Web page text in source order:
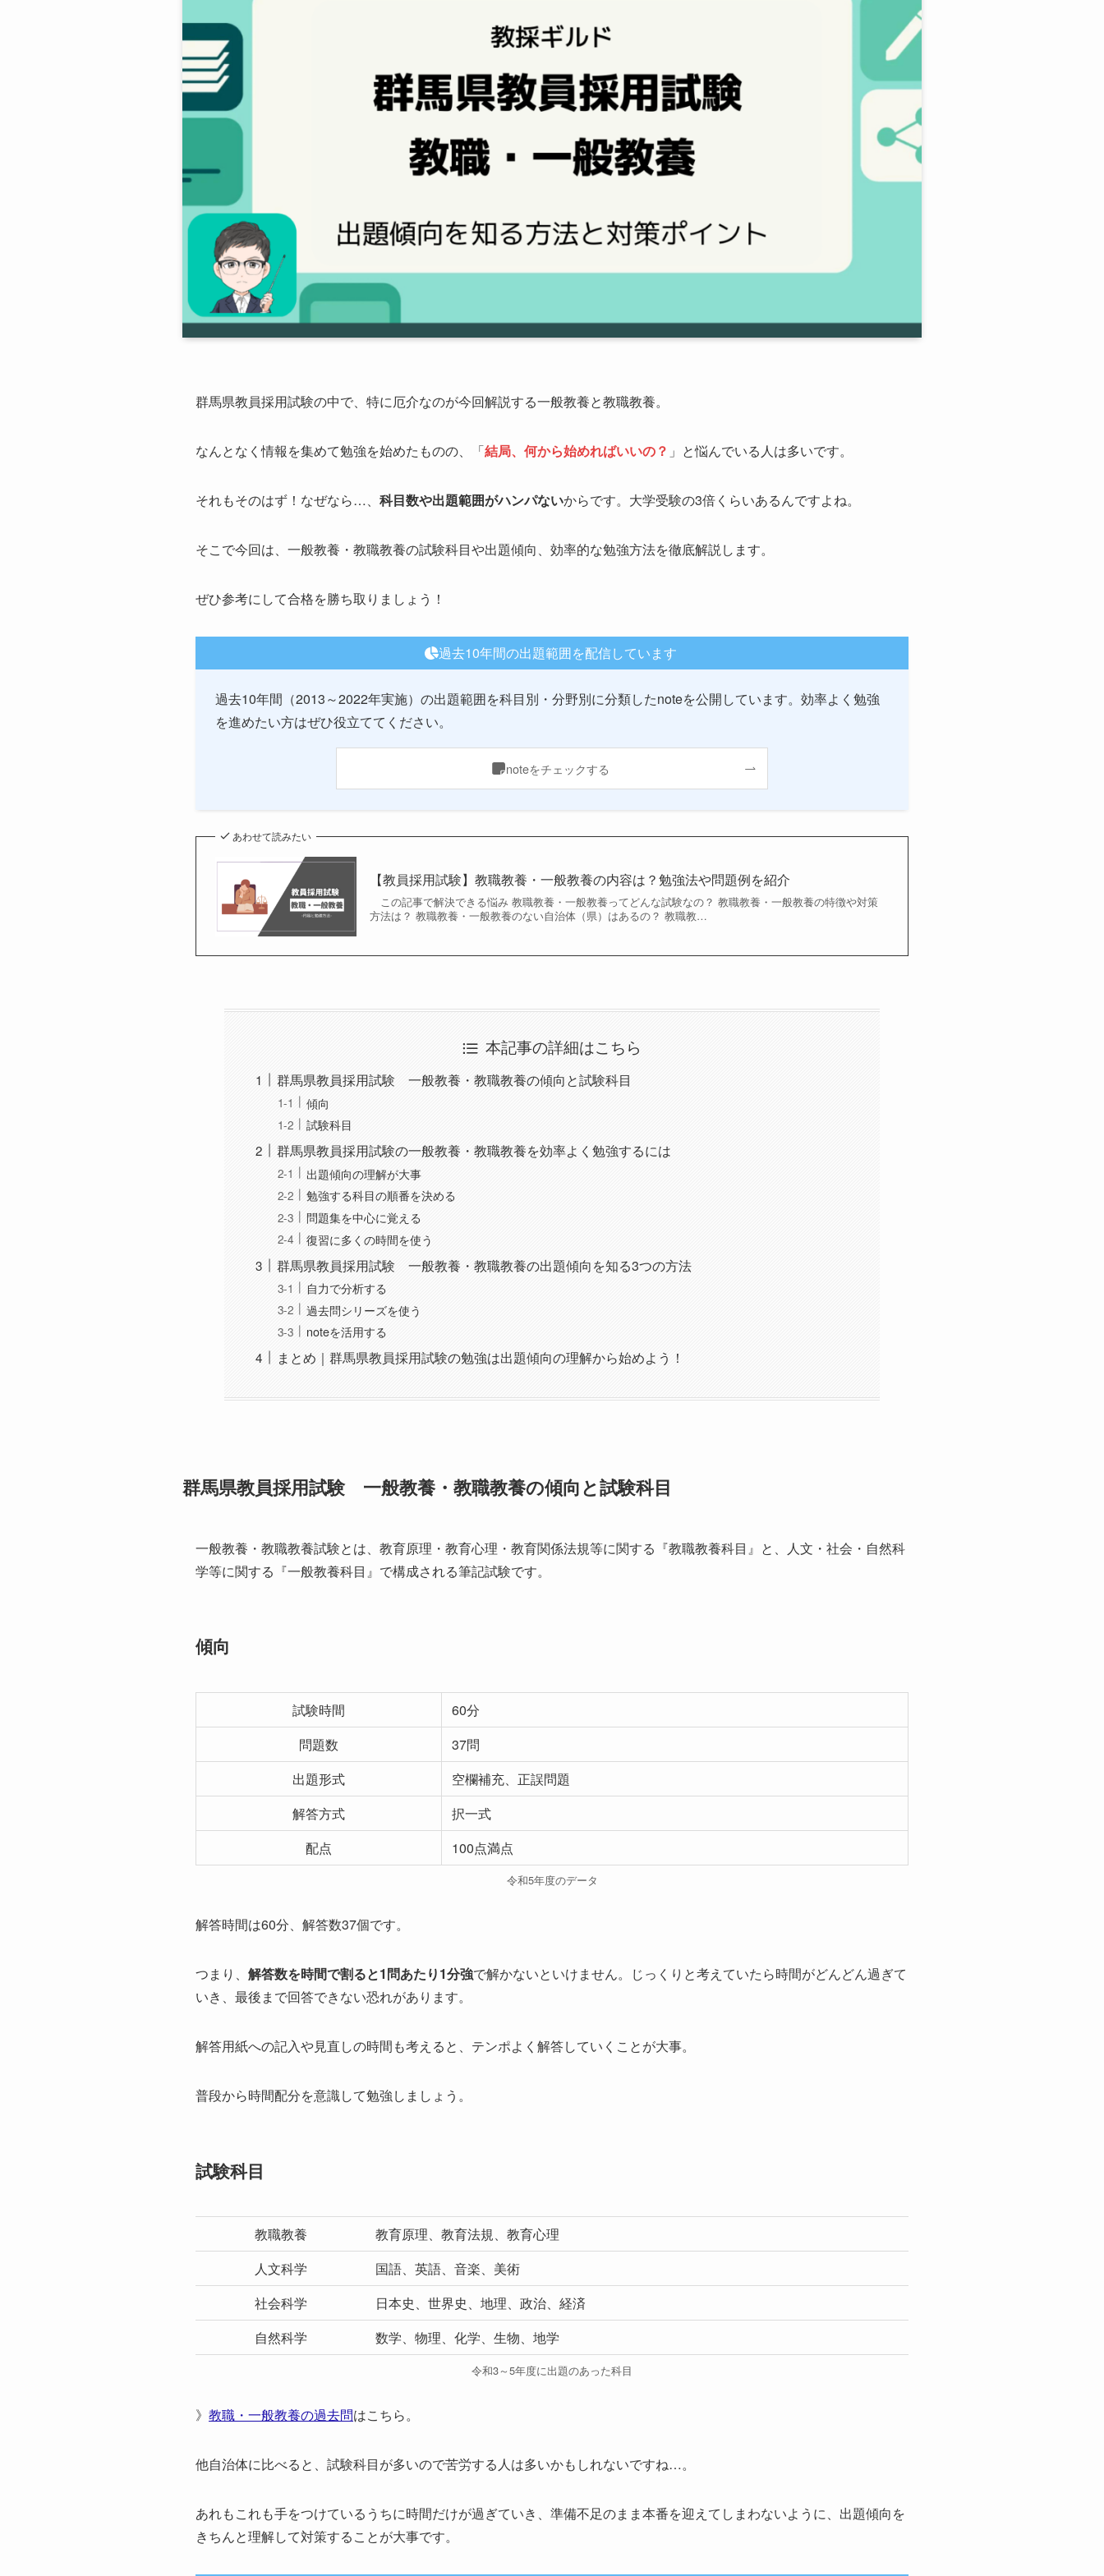
群馬県教員採用試験の中で、特に厄介なのが今回解説する一般教養と教職教養。
なんとなく情報を集めて勉強を始めたものの、「結局、何から始めればいいの？ 」と悩んでいる人は多いです。
それもそのはず！なぜなら…、 科目数や出題範囲がハンパないからです。大学受験の3倍くらいあるんですよね。
そこで今回は、一般教養・教職教養の試験科目や出題傾向、効率的な勉強方法を徹底解説します。
ぜひ参考にして合格を勝ち取りましょう！
過去10年間の出題範囲を配信しています
過去10年間（2013～2022年実施）の出題範囲を科目別・分野別に分類したnoteを公開しています。効率よく勉強
を進めたい方はぜひ役立ててください。
noteをチェックする
あわせて読みたい
【教員採用試験】教職教養・一般教養の内容は？勉強法や問題例を紹介
この記事で解決できる悩み 教職教養・一般教養ってどんな試験なの？ 教職教養・一般教養の特徴や対策
方法は？ 教職教養・一般教養のない自治体（県）はあるの？ 教職教…
本記事の詳細はこちら
群馬県教員採用試験 一般教養・教職教養の傾向と試験科目
傾向
試験科目
群馬県教員採用試験の一般教養・教職教養を効率よく勉強するには
出題傾向の理解が大事
勉強する科目の順番を決める
問題集を中心に覚える
復習に多くの時間を使う
群馬県教員採用試験 一般教養・教職教養の出題傾向を知る3つの方法
自力で分析する
過去問シリーズを使う
noteを活用する
まとめ｜群馬県教員採用試験の勉強は出題傾向の理解から始めよう！
群馬県教員採用試験 一般教養・教職教養の傾向と試験科目
一般教養・教職教養試験とは、教育原理・教育心理・教育関係法規等に関する『教職教養科目』と、人文・社会・自然科
学等に関する『一般教養科目』で構成される筆記試験です。
傾向
試験時間
60分
問題数
37問
出題形式
空欄補充、正誤問題
解答方式
択一式
配点
100点満点
令和5年度のデータ
解答時間は60分、解答数37個です。
つまり、 解答数を時間で割ると1問あたり1分強で解かないといけません。じっくりと考えていたら時間がどんどん過ぎて
いき、最後まで回答できない恐れがあります。
解答用紙への記入や見直しの時間も考えると、テンポよく解答していくことが大事。
普段から時間配分を意識して勉強しましょう。
試験科目
教職教養
教育原理、教育法規、教育心理
人文科学
国語、英語、音楽、美術
社会科学
日本史、世界史、地理、政治、経済
自然科学
数学、物理、化学、生物、地学
令和3～5年度に出題のあった科目
》 教職・一般教養の過去問はこちら。
他自治体に比べると、試験科目が多いので苦労する人は多いかもしれないですね…。
あれもこれも手をつけているうちに時間だけが過ぎていき、準備不足のまま本番を迎えてしまわないように、出題傾向を
きちんと理解して対策することが大事です。